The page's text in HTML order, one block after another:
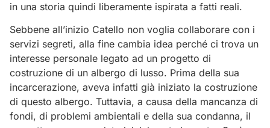
in una storia quindi liberamente ispirata a fatti reali.
Sebbene all’inizio Catello non voglia collaborare con i
servizi segreti, alla fine cambia idea perché ci trova un
interesse personale legato ad un progetto di
costruzione di un albergo di lusso. Prima della sua
incarcerazione, aveva infatti già iniziato la costruzione
di questo albergo. Tuttavia, a causa della mancanza di
fondi, di problemi ambientali e della sua condanna, il